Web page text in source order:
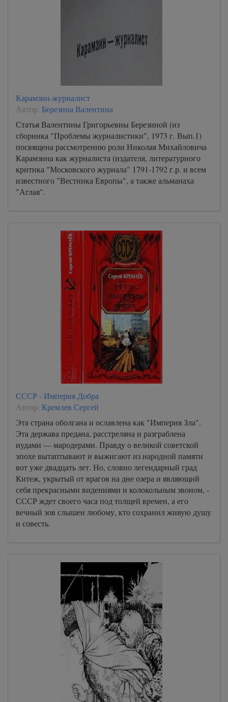
Карамзин-журналист
Автор: Березина Валентина
Статья Валентины Григорьевны Березиной (из
сборника "Проблемы журналистики", 1973 г. Вып.1)
посвящена рассмотрению роли Николая Михайловича
Карамзина как журналиста (издателя, литературного
критика "Московского журнала" 1791-1792 г.р. и всем
известного "Вестника Европы", а также альманаха
"Аглая".
СССР - Империя Добра
Автор: Кремлев Сергей
Эта страна оболгана и ославлена как "Империя Зла".
Эта держава предана, расстреляна и разграблена
иудами — мародерами. Правду о великой советской
эпохе вытаптывают и выжигают из народной памяти
вот уже двадцать лет. Но, словно легендарный град
Китеж, укрытый от врагов на дне озера и являющий
себя прекрасными видениями и колокольным звоном, -
СССР ждет своего часа под толщей времен, а его
вечный зов слышен любому, кто сохранил живую душу
и совесть.